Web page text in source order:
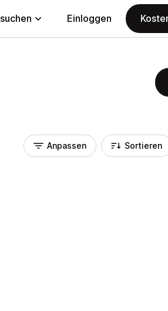
Einloggen
Anpassen Sortieren